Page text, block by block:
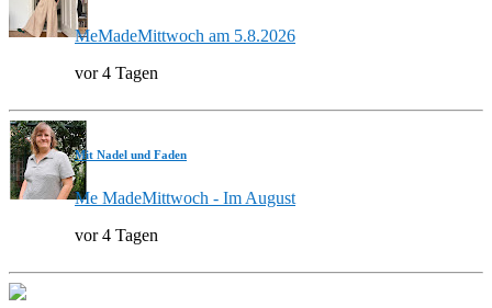
MeMadeMittwoch am 5.8.2026
vor 4 Tagen
Mit Nadel und Faden
Me MadeMittwoch - Im August
vor 4 Tagen